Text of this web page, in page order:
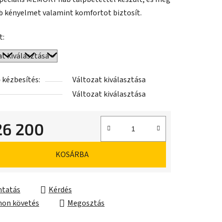
kényelmet valamint komfortot biztosít.
Változat kiválasztása
Változat kiválasztása
200
KOSÁRBA
Kérdés
követés
Megosztás